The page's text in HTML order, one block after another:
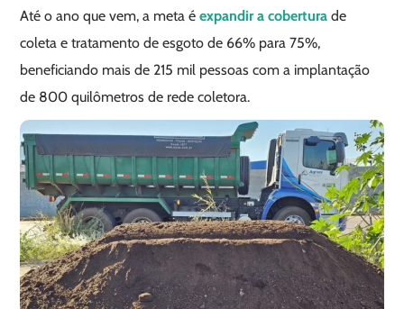
Até o ano que vem, a meta éexpandir a cobertura de
coleta e tratamento de esgoto de 66% para 75%,
beneficiando mais de 215 mil pessoas com a implantação
de 800 quilômetros de rede coletora.